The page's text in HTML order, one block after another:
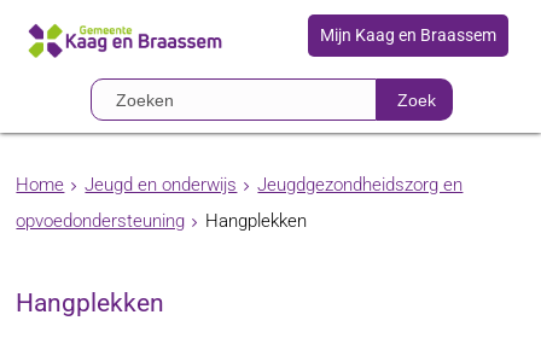
Mijn Kaag en Braassem
Zoek
Home Jeugd en onderwijs
Jeugdgezondheidszorg en
opvoedondersteuning
Hangplekken
Hangplekken